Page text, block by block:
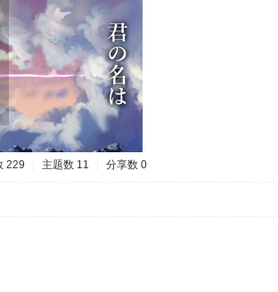
229 主题数 11 分享数 0